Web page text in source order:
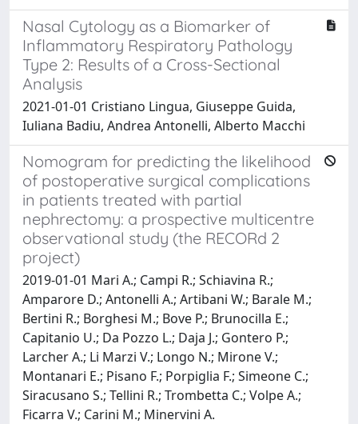
Nasal Cytology as a Biomarker of
Inflammatory Respiratory Pathology
Type 2: Results of a Cross-Sectional
Analysis
2021-01-01 Cristiano Lingua, Giuseppe Guida,
Iuliana Badiu, Andrea Antonelli, Alberto Macchi
Nomogram for predicting the likelihood
of postoperative surgical complications
in patients treated with partial
nephrectomy: a prospective multicentre
observational study (the RECORd 2
project)
2019-01-01 Mari A.; Campi R.; Schiavina R.;
Amparore D.; Antonelli A.; Artibani W.; Barale M.;
Bertini R.; Borghesi M.; Bove P.; Brunocilla E.;
Capitanio U.; Da Pozzo L.; Daja J.; Gontero P.;
Larcher A.; Li Marzi V.; Longo N.; Mirone V.;
Montanari E.; Pisano F.; Porpiglia F.; Simeone C.;
Siracusano S.; Tellini R.; Trombetta C.; Volpe A.;
Ficarra V.; Carini M.; Minervini A.